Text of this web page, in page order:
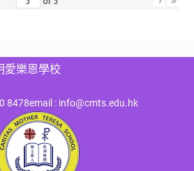
愛樂恩學校
8478email : info@cmts.edu.hk